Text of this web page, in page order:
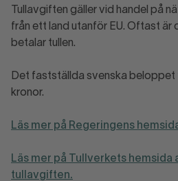
Tullavgiften gäller vid handel på
från ett land utanför EU. Oftast är
betalar tullen.
Det fastställda svenska beloppet
kronor.
Läs mer på Regeringens
Läs mer på Tullverkets hemsida
tullavgiften.